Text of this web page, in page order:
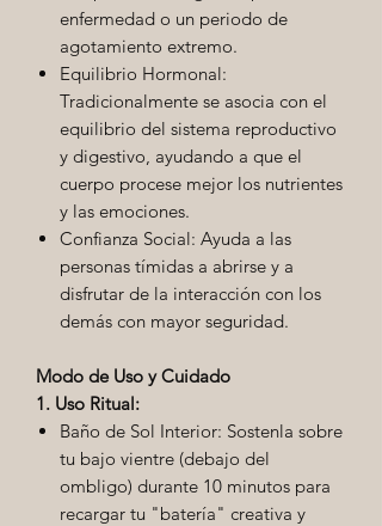
enfermedad o un periodo de
agotamiento extremo.
Equilibrio Hormonal:
Tradicionalmente se asocia con el
equilibrio del sistema reproductivo
y digestivo, ayudando a que el
cuerpo procese mejor los nutrientes
y las emociones.
Confianza Social: Ayuda a las
personas tímidas a abrirse y a
disfrutar de la interacción con los
demás con mayor seguridad.
Modo de Uso y Cuidado
1. Uso Ritual:
Baño de Sol Interior: Sostenla sobre
tu bajo vientre (debajo del
ombligo) durante 10 minutos para
recargar tu "batería" creativa y